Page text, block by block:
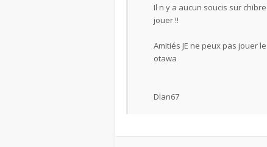
Il n y a aucun soucis sur
jouer !!
Amitiés JE ne peux pas jouer
otawa
Dlan67